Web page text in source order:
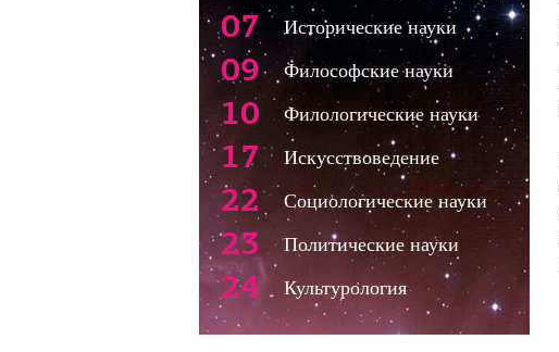
07 Исторические науки
09 Философские науки
10 Филологические науки
17 Искусствоведение
22 Социологические науки
23 Политические науки
24 Культурология